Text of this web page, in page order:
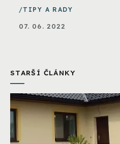
TIPY A RADY
07. 06. 2022
STARŠÍ ČLÁNKY